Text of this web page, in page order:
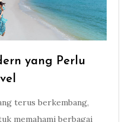
yang Perlu
terus berkembang,
memahami berbagai